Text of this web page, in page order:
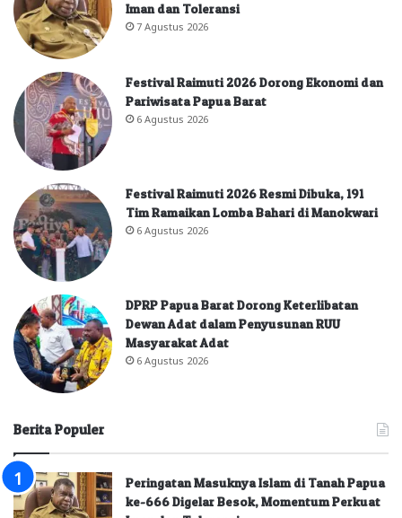
Iman dan Toleransi
7 Agustus 2026
Festival Raimuti 2026 Dorong Ekonomi dan
Pariwisata Papua Barat
6 Agustus 2026
Festival Raimuti 2026 Resmi Dibuka, 191
Tim Ramaikan Lomba Bahari di Manokwari
6 Agustus 2026
DPRP Papua Barat Dorong Keterlibatan
Dewan Adat dalam Penyusunan RUU
Masyarakat Adat
6 Agustus 2026
Berita Populer
Peringatan Masuknya Islam di Tanah Papua
ke-666 Digelar Besok, Momentum Perkuat